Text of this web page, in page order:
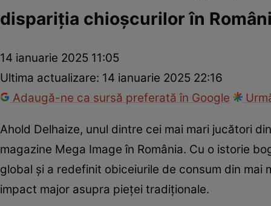
dispariția chioșcurilor în
14 ianuarie 2025 11:05
Ultima actualizare: 14 ianuarie 2025 22:16
Adaugă-ne ca sursă preferată în Google
Ahold Delhaize, unul dintre cei mai mari jucători
magazine Mega Image în România. Cu o istorie
global și a redefinit obiceiurile de consum din mai
impact major asupra pieței tradiționale.